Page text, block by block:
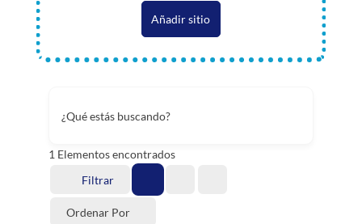
Añadir sitio
¿Qué estás buscando?
1 Elementos encontrados
Filtrar
Ordenar Por